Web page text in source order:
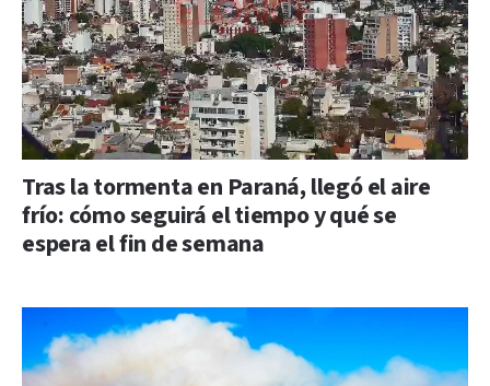
Tras la tormenta en Paraná, llegó el aire
frío: cómo seguirá el tiempo y qué se
espera el fin de semana